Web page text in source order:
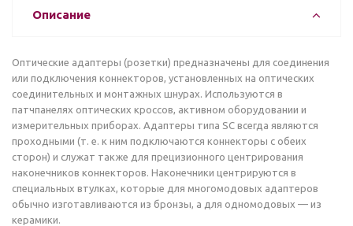
Описание
Оптические адаптеры (розетки) предназначены для соединения
или подключения коннекторов, установленных на оптических
соединительных и монтажных шнурах. Используются в
патчпанелях оптических кроссов, активном оборудовании и
измерительных приборах. Адаптеры типа SC всегда являются
проходными (т. е. к ним подключаются коннекторы с обеих
сторон) и служат также для прецизионного центрирования
наконечников коннекторов. Наконечники центрируются в
специальных втулках, которые для многомодовых адаптеров
обычно изготавливаются из бронзы, а для одномодовых — из
керамики.